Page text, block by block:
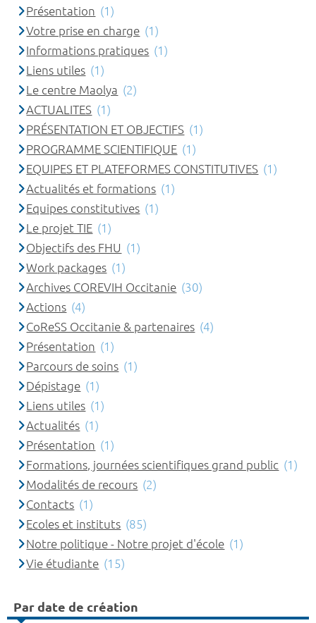
Présentation (1)
Votre prise en charge (1)
Informations pratiques (1)
Liens utiles (1)
Le centre Maolya (2)
ACTUALITES (1)
PRÉSENTATION ET OBJECTIFS (1)
PROGRAMME SCIENTIFIQUE (1)
EQUIPES ET PLATEFORMES CONSTITUTIVES (1)
Actualités et formations (1)
Equipes constitutives (1)
Le projet TIE (1)
Objectifs des FHU (1)
Work packages (1)
Archives COREVIH Occitanie (30)
Actions (4)
CoReSS Occitanie & partenaires (4)
Présentation (1)
Parcours de soins (1)
Dépistage (1)
Liens utiles (1)
Actualités (1)
Présentation (1)
Formations, journées scientifiques grand public (1)
Modalités de recours (2)
Contacts (1)
Ecoles et instituts (85)
Notre politique - Notre projet d'école (1)
Vie étudiante (15)
Par date de création